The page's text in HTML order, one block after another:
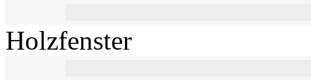
Holzfenster